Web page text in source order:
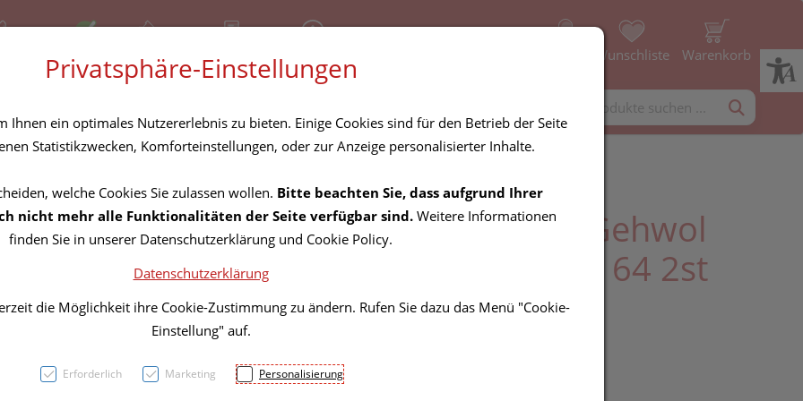
Offen Über uns Rezept-Anfrage Wunschliste Warenkorb
Zehen Schutzring Gehwol
Textilfrei G Mini Nr 64 2st
8,51 EUR
Privatsphäre-Einstellungen
Ihnen ein optimales Nutzererlebnis zu bieten. Einige Cookies sind für den Betrieb der Seite
Statistikzwecken, Komforteinstellungen, oder zur Anzeige personalisierter Inhalte.
welche Cookies Sie zulassen wollen. Bitte beachten Sie, dass aufgrund Ihrer
nicht mehr alle Funktionalitäten der Seite verfügbar sind. Weitere Informationen
finden Sie in unserer Datenschutzerklärung und Cookie Policy.
Datenschutzerklärung
die Möglichkeit ihre Cookie-Zustimmung zu ändern. Rufen Sie dazu das Menü "Cookie-
Einstellung" auf.
Erforderlich Marketing Personalisierung